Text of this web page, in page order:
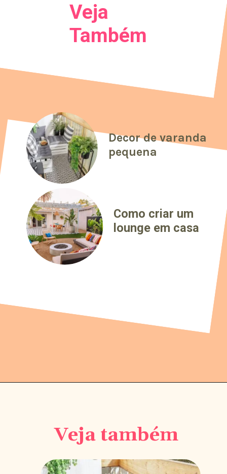
Veja
Também
Decor de varanda
pequena
Como criar um
lounge em casa
Veja também